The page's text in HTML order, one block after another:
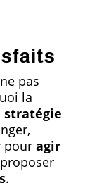
pas
la
pour agir
.